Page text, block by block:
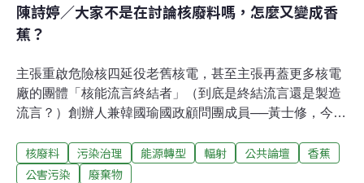
陳詩婷／大家不是在討論核廢料嗎，怎麼又變成香
蕉？
主張重啟危險核四延役老舊核電，甚至主張再蓋更多核電
廠的團體「核能流言終結者」（到底是終結流言還是製造
流言？）創辦人兼韓國瑜國政顧問團成員──黃士修，今天
就存在於自然界，人類將鈾-235用作核能發電，產生
鈽-239的半衰期是2萬4千年。從7億年降低為2萬4千年，
核廢料 污染治理 能源轉型 輻射 公共論壇
香蕉
公害污染
廢棄物